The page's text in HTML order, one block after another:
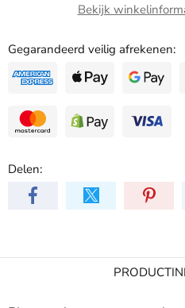
Bekijk
Gegarandeerd veilig afrekenen:
Delen: